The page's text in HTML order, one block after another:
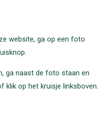
website, ga op een foto
ga naast de foto staan en
klik op het kruisje linksboven.